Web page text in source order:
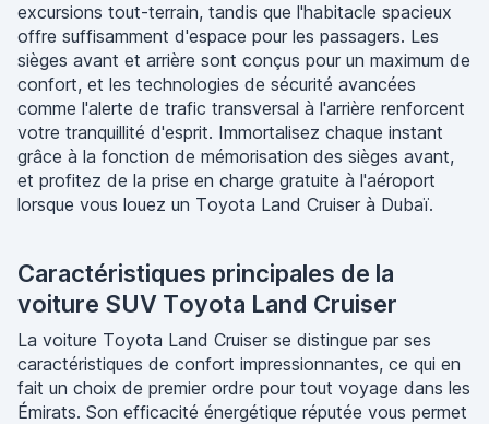
excursions tout-terrain, tandis que l'habitacle spacieux
offre suffisamment d'espace pour les passagers. Les
sièges avant et arrière sont conçus pour un maximum de
confort, et les technologies de sécurité avancées
comme l'alerte de trafic transversal à l'arrière renforcent
votre tranquillité d'esprit. Immortalisez chaque instant
grâce à la fonction de mémorisation des sièges avant,
et profitez de la prise en charge gratuite à l'aéroport
lorsque vous louez un Toyota Land Cruiser à Dubaï.
Caractéristiques principales de la
voiture SUV Toyota Land Cruiser
La voiture Toyota Land Cruiser se distingue par ses
caractéristiques de confort impressionnantes, ce qui en
fait un choix de premier ordre pour tout voyage dans les
Émirats. Son efficacité énergétique réputée vous permet